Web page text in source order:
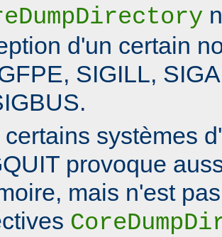
d'un certain
SIGILL,
certains systèmes
provoque
mais n'est